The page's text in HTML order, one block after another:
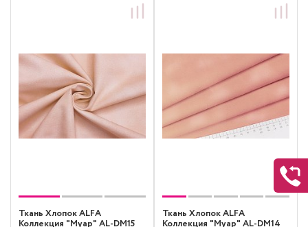
Ткань Хлопок ALFA
Коллекция "Муар" AL-DM15
Ткань Хлопок ALFA
Коллекция "Муар" AL-DM14